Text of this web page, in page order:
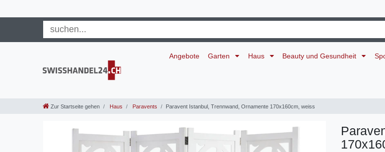
Angebote Garten Haus Beauty und Gesundheit
Zur Startseite gehen Haus Paravents Paravent Istanbul, Trennwand, Ornamente 170x160cm, weiss